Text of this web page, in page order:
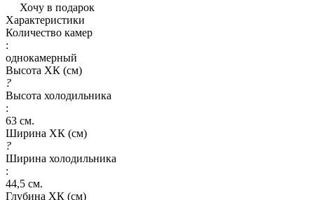
Хочу в подарок
Характеристики
Количество камер
:
однокамерный
Высота ХК (см)
?
Высота холодильника
:
63 см.
Ширина ХК (см)
?
Ширина холодильника
:
44,5 см.
Глубина ХК (см)